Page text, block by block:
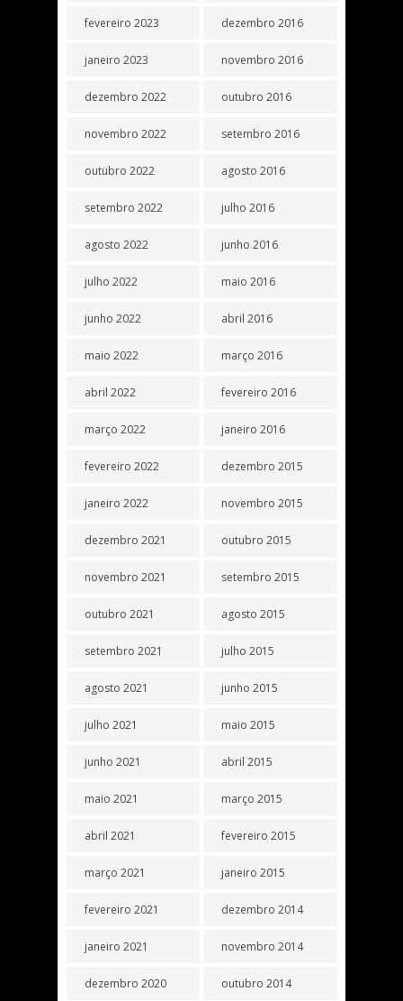
fevereiro 2023
janeiro 2023
dezembro 2022
novembro 2022
outubro 2022
setembro 2022
agosto 2022
julho 2022
junho 2022
maio 2022
abril 2022
março 2022
fevereiro 2022
janeiro 2022
dezembro 2021
novembro 2021
outubro 2021
setembro 2021
agosto 2021
julho 2021
junho 2021
maio 2021
abril 2021
março 2021
fevereiro 2021
janeiro 2021
dezembro 2020
dezembro 2016
novembro 2016
outubro 2016
setembro 2016
agosto 2016
julho 2016
junho 2016
maio 2016
abril 2016
março 2016
fevereiro 2016
janeiro 2016
dezembro 2015
novembro 2015
outubro 2015
setembro 2015
agosto 2015
julho 2015
junho 2015
maio 2015
abril 2015
março 2015
fevereiro 2015
janeiro 2015
dezembro 2014
novembro 2014
outubro 2014